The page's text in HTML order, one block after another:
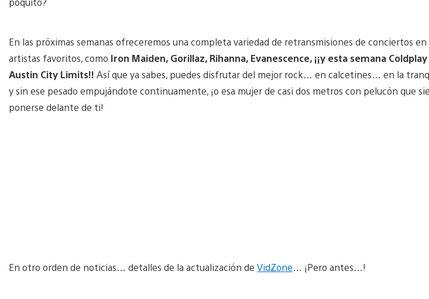
En las próximas semanas ofreceremos una completa variedad de retransmisiones de conciertos
artistas favoritos, como Iron Maiden, Gorillaz, Rihanna, Evanescence, ¡¡y esta semana
Austin City Limits!! Así que ya sabes, puedes disfrutar del mejor rock… en calcetines… en la
y sin ese pesado empujándote continuamente, ¡o esa mujer de casi dos metros con pelucón que
ponerse delante de ti!
En otro orden de noticias… detalles de la actualización de VidZone… ¡Pero antes…!